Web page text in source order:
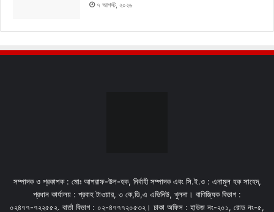
৭ আগস্ট, ২০২৬
সম্পাদক ও প্রকাশক : মোঃ আশরাফ-উল-হক, নির্বাহী সম্পাদক এবং সি.ই.ও : এনামুল হক সাহেদ,
প্রধান কার্যালয় : প্রবাহ টাওয়ার, ৩ কে,ডি,এ এভিনিউ, খুলনা। বাণিজ্যিক বিভাগ :
০২৪৭৭-৭২২৫৫২. বার্তা বিভাগ : ০২-৪৭৭৭২০৫৩২। ঢাকা অফিস : হাউজ নং-২০১, রোড নং-৫,